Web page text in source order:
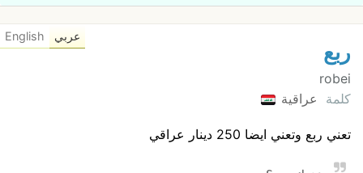
ربع
robei
كلمة
عراقية
تعني ربع وتعني ايضا 250 دينار عراقي
عربي English